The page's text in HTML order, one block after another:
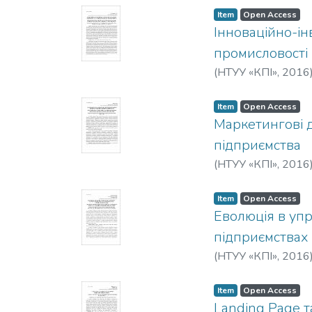
Item Open Access
Інноваційно-
промисловості
(НТУУ «КПІ», 2016
Item Open Access
Маркетингові
підприємства
(НТУУ «КПІ», 2016
Item Open Access
Еволюція в
(НТУУ «КПІ», 2016
Item Open Access
Landing Page